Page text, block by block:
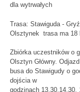
dla wytrwałych
Trasa: Stawiguda -
Olsztynek trasa ma 18
Zbiórka uczestników o
Olsztyn Główny. Odjazd
busa do Stawigudy o
dojścia w
godzinach 13.30,14.30,